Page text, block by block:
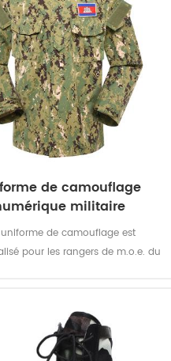
de camouflage
militaire
de camouflage est
pour les rangers de m.o.e. du